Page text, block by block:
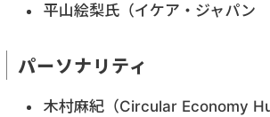
平山絵梨氏（イケア・ジャパン
パーソナリティ
木村麻紀（Circular Economy